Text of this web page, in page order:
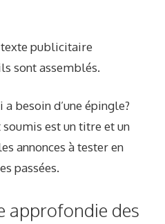
publicitaire
sont assemblés.
besoin d’une épingle?
soumis est un titre et un
annonces à tester en
passées.
approfondie des